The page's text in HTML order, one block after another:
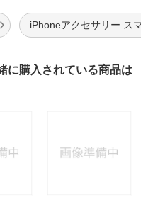
iPhoneアクセサリー スマ
に購入されている商品は